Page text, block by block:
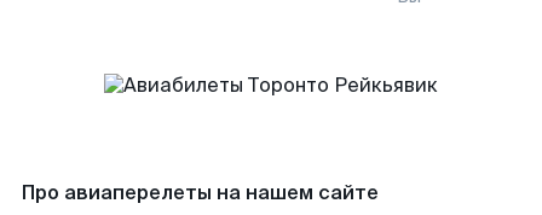
Про авиаперелеты на нашем сайте